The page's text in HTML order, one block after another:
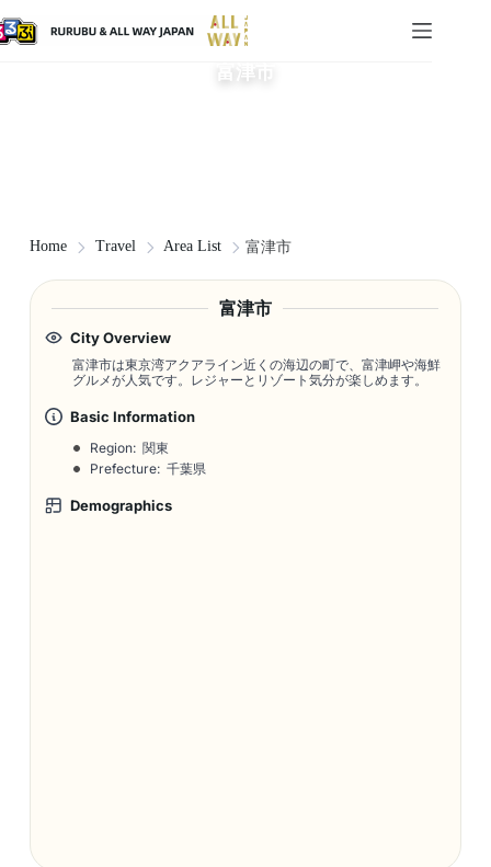
富津市
Home Travel Area List 富津市
富津市
City Overview
富津市は東京湾アクアライン近くの海辺の町で、富津岬や海鮮
グルメが人気です。レジャーとリゾート気分が楽しめます。
Basic Information
Region: 関東
Prefecture: 千葉県
Demographics